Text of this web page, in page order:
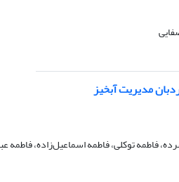
مدیریت آبخیز
فاطمه توکلی، فاطمه اسماعیل‌زاده، فاطمه